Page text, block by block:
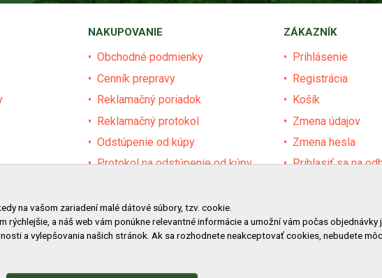
NAKUPOVANIE
Obchodné podmienky
Cenník prepravy
Reklamačný poriadok
Reklamačný protokol
Odstúpenie od kúpy
Protokol na odstúpenie od kúpy
Ochrana osobných údajov
Používanie cookies
ZÁKAZNÍK
Prihlásenie
Registrácia
Košík
Zmena údajov
Zmena hesla
Prihlasiť sa na
Odstúpenie od
na vašom zariadení malé dátové súbory, tzv. cookie.
a náš web vám ponúkne relevantné informácie a umožní vám počas
a vylepšovania našich stránok. Ak sa rozhodnete neakceptovať cookies, nebudete